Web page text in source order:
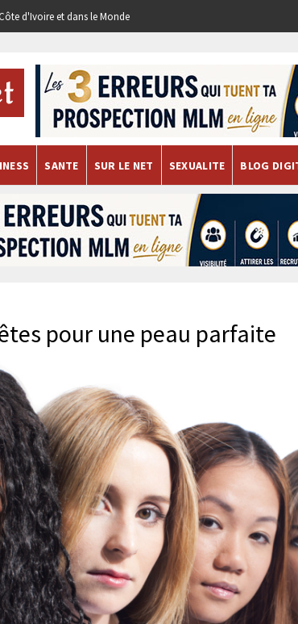
d'Ivoire et dans le Monde
SANTE SUR LE NET SEXUALITE BLOG
pour une peau parfaite